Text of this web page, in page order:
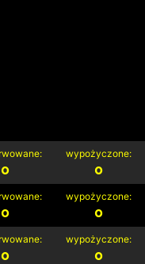
0
wypożyczone:
0
0
wypożyczone:
0
0
wypożyczone:
0